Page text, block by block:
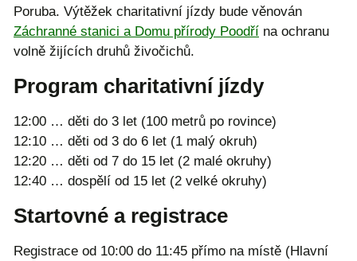
Poruba. Výtěžek charitativní jízdy bude věnován
Záchranné stanici a Domu přírody Poodří na ochranu
volně žijících druhů živočichů.
Program charitativní jízdy
12:00 … děti do 3 let (100 metrů po rovince)
12:10 … děti od 3 do 6 let (1 malý okruh)
12:20 … děti od 7 do 15 let (2 malé okruhy)
12:40 … dospělí od 15 let (2 velké okruhy)
Startovné a registrace
Registrace od 10:00 do 11:45 přímo na místě (Hlavní